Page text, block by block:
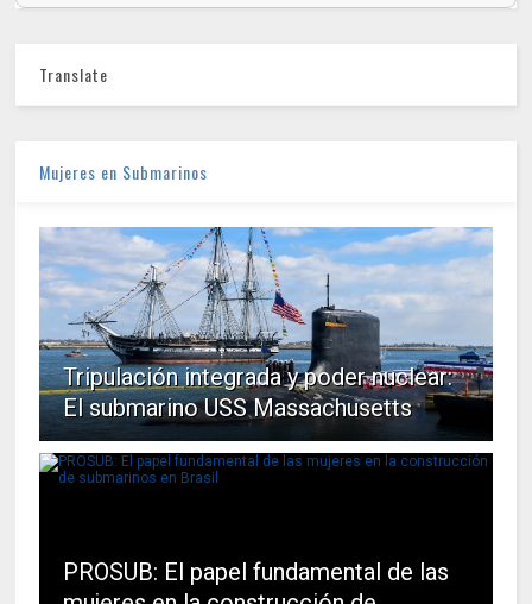
Translate
Mujeres en Submarinos
Tripulación integrada y poder nuclear:
El submarino USS Massachusetts
PROSUB: El papel fundamental de las